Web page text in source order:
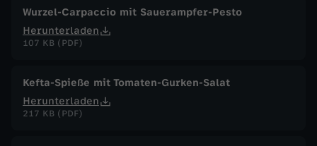
Wurzel-Carpaccio mit Sauerampfer-Pesto
Herunterladen
107 KB (PDF)
Kefta-Spieße mit Tomaten-Gurken-Salat
Herunterladen
217 KB (PDF)